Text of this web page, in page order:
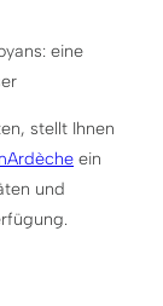
eine
stellt Ihnen
ein
und